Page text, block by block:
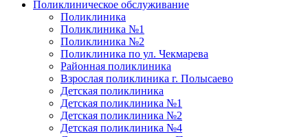
Поликлиническое обслуживание
Поликлиника
Поликлиника №1
Поликлиника №2
Поликлиника по ул. Чекмарева
Районная поликлиника
Взрослая поликлиника г. Полысаево
Детская поликлиника
Детская поликлиника №1
Детская поликлиника №2
Детская поликлиника №4